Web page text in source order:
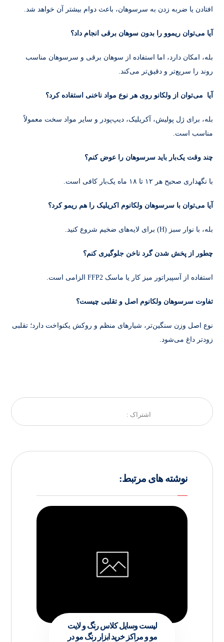
افتادن یا ضربه زدن به سرسوهان، باعث دوام بیشتر آن خواهد شد.
آیا می‌توان ریموو را بدون سوهان برقی انجام داد؟
بله، امکان دارد، اما استفاده از سوهان برقی و سرسوهان مناسب
روند را سریع‌تر و دقیق‌تر می‌کند.
آیا می‌توان از ولکانو روی هر نوع مواد ناخنی استفاده کرد؟
بله، برای ژل پولیش، آکریلیک، دیپ‌پودر و سایر مواد سخت معمولاً
مناسب است.
چند وقت یک‌بار باید سرسوهان را عوض کنم؟
با نگهداری صحیح هر ۱۲ تا ۱۸ ماه یک‌بار کافی است.
آیا می‌توان با سرسوهان ولکانوم اکریلیک را هم ریمو کرد؟
بله، با نوار سبز (H) برای لایه‌های ضخیم شروع کنید.
چطور از پخش شدن گرد ناخن جلوگیری کنم؟
استفاده از آسپیراتور میز کار یا ماسک FFP2 الزامی است.
تفاوت سرسوهان ولکانوم اصل و تقلبی چیست؟
نوع اصل وزن سنگین‌تر، شیارهای منظم و روکش یکنواخت دارد؛ تقلبی
زودتر داغ می‌شود.
نوشته های مرتبط:
لیست وسایل کلاس رنگ و لایت
مو و مراکز خرید ابزار رنگ مو در